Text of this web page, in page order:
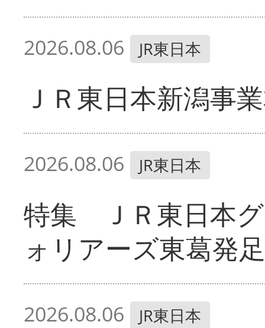
2026.08.06 JR東日本
ＪＲ東日本新潟事
2026.08.06 JR東日本
特集 ＪＲ東日本
ォリアーズ東葛発足
2026.08.06 JR東日本